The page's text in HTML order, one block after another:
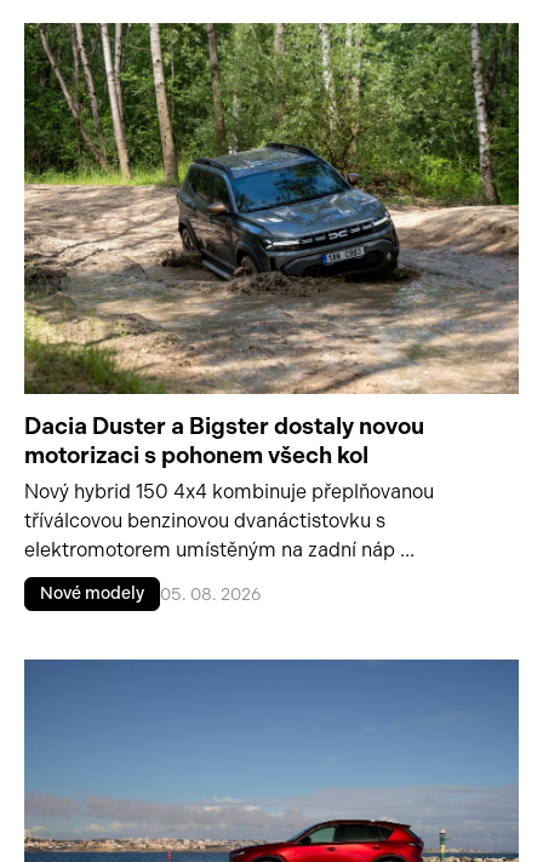
Dacia Duster a Bigster dostaly novou
motorizaci s pohonem všech kol
Nový hybrid 150 4x4 kombinuje přeplňovanou
tříválcovou benzinovou dvanáctistovku s
elektromotorem umístěným na zadní náp ...
Nové modely 05. 08. 2026